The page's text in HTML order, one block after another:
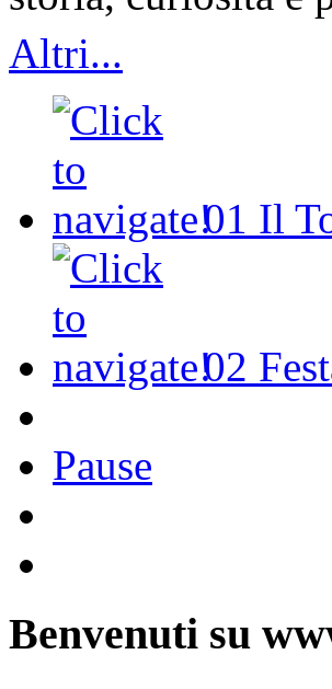
Altri...
01 Il
02
Pause
Benvenuti su